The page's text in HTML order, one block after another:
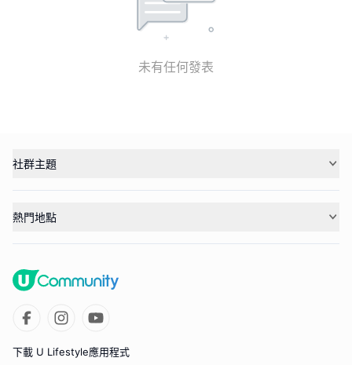
未有任何發表
社群主題
熱門地點
下載 U Lifestyle應用程式